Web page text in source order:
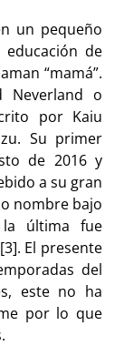
un pequeño
de
“mamá”.
Neverland o
por Kaiu
Su primer
de 2016 y
a su gran
nombre bajo
la última fue
El presente
del
este no ha
por lo que